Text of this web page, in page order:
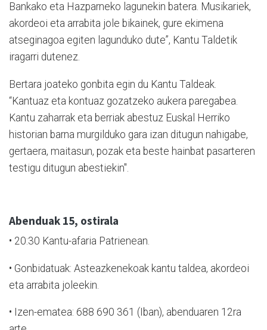
Bankako eta Hazparneko lagunekin batera. Musikariek,
akordeoi eta arrabita jole bikainek, gure ekimena
atseginagoa egiten lagunduko dute”, Kantu Taldetik
iragarri dutenez.
Bertara joateko gonbita egin du Kantu Taldeak.
“Kantuaz eta kontuaz gozatzeko aukera paregabea.
Kantu zaharrak eta berriak abestuz Euskal Herriko
historian barna murgilduko gara izan ditugun nahigabe,
gertaera, maitasun, pozak eta beste hainbat pasarteren
testigu ditugun abestiekin".
Abenduak 15, ostirala
• 20:30 Kantu-afaria Patrienean.
• Gonbidatuak: Asteazkenekoak kantu taldea, akordeoi
eta arrabita joleekin.
• Izen-ematea: 688 690 361 (Iban), abenduaren 12ra